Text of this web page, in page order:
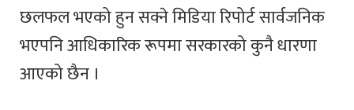
छलफल भएको हुन सक्ने मिडिया रिपोर्ट सार्वजनिक
भएपनि आधिकारिक रूपमा सरकारको कुनै धारणा
आएको छैन ।